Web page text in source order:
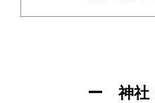
ー 神社